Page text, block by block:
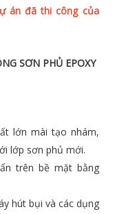
án đã thi công của
SƠN PHỦ EPOXY
lớn mài tạo nhám,
lớp sơn phủ mới.
trên bề mặt bằng
hút bụi và các dụng